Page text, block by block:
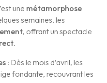
une métamorphose
semaines, les
, offrant un spectacle
.
: Dès le mois d’avril, les
fondante, recouvrant les